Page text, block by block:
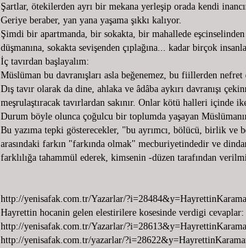
Şartlar, ötekilerden ayrı bir mekana yerleşip orada kendi
Geriye beraber, yan yana yaşama şıkkı kalıyor.
Şimdi bir apartmanda, bir sokakta, bir mahallede eşcinselinden
düşmanına, sokakta sevişenden çıplağına... kadar birçok
İç tavırdan başlayalım:
Müslüman bu davranışları asla beğenemez, bu fiillerden
Dış tavır olarak da dine, ahlaka ve âdâba aykırı davranışı
meşrulaştıracak tavırlardan sakınır. Onlar kötü halleri içinde
Durum böyle olunca çoğulcu bir toplumda yaşayan
Bu yazıma tepki gösterecekler, "bu ayrımcı, bölücü, birlik
arasındaki farkın "farkında olmak" mecburiyetindedir ve
farklılığa tahammül ederek, kimsenin -düzen tarafından
Hayrettin
http://yenisafak.com.tr/Yazarlar/
Hayrettin hocanin gelen elestirilere kosesinde verdigi cevaplar:
http://yenisafak.com.tr/Yazarlar/
http://yenisafak.com.tr/yazarlar/